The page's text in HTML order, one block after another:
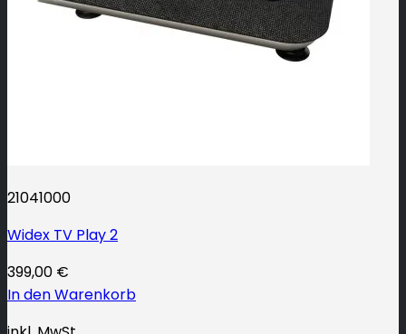
21041000
Widex TV Play 2
399,00 €
In den Warenkorb